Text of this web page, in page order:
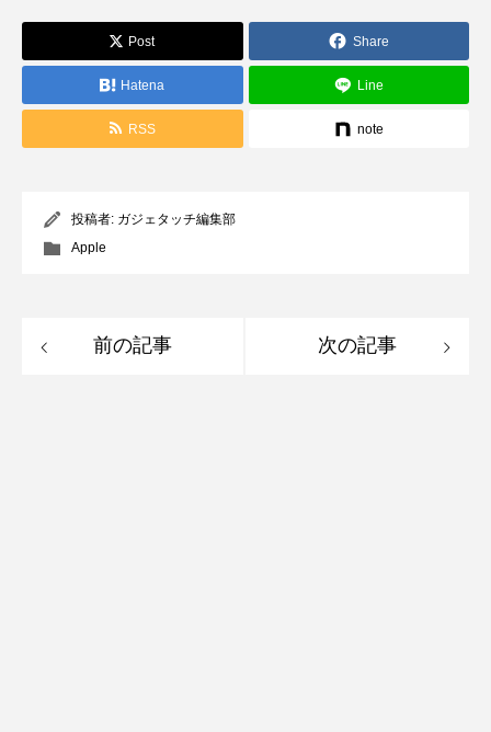
Post Share
Hatena Line
RSS note
投稿者: ガジェタッチ編集部
Apple
前の記事 次の記事